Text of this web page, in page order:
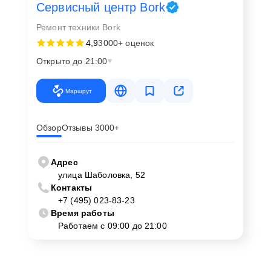
Сервисный центр Bork
Ремонт техники Bork
4,93000+ оценок
Открыто до 21:00
Маршрут
ОбзорОтзывы 3000+
Адрес
улица Шаболовка, 52
Контакты
+7 (495) 023-83-23
Время работы
Работаем с 09:00 до 21:00